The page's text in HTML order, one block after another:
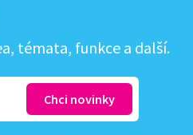
témata, funkce a další.